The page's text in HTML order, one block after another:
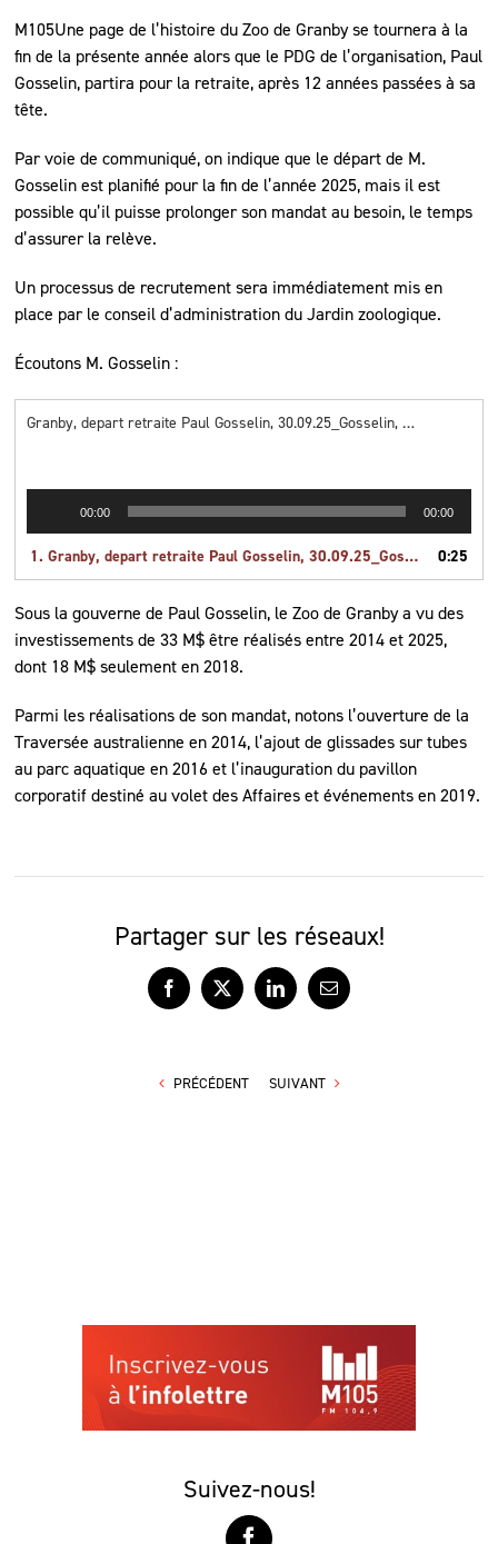
M105Une page de l’histoire du Zoo de Granby se tournera à la
fin de la présente année alors que le PDG de l’organisation, Paul
Gosselin, partira pour la retraite, après 12 années passées à sa
tête.
Par voie de communiqué, on indique que le départ de M.
Gosselin est planifié pour la fin de l’année 2025, mais il est
possible qu’il puisse prolonger son mandat au besoin, le temps
d’assurer la relève.
Un processus de recrutement sera immédiatement mis en
place par le conseil d’administration du Jardin zoologique.
Écoutons M. Gosselin :
Granby, depart retraite Paul Gosselin, 30.09.25_Gosselin, clip
00:00 00:00
1.Granby, depart retraite Paul Gosselin, 30.09.25_Gosselin, clip 0:25
Sous la gouverne de Paul Gosselin, le Zoo de Granby a vu des
investissements de 33 M$ être réalisés entre 2014 et 2025,
dont 18 M$ seulement en 2018.
Parmi les réalisations de son mandat, notons l’ouverture de la
Traversée australienne en 2014, l’ajout de glissades sur tubes
au parc aquatique en 2016 et l’inauguration du pavillon
corporatif destiné au volet des Affaires et événements en 2019.
Partager sur les réseaux!
Facebook
X LinkedInCourriel
PRÉCÉDENT SUIVANT
Suivez-nous!